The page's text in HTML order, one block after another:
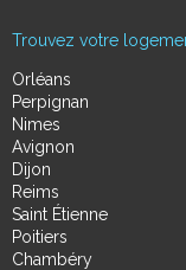
Trouvez votre
Orléans
Perpignan
Nimes
Avignon
Dijon
Reims
Saint Étienne
Poitiers
Chambéry